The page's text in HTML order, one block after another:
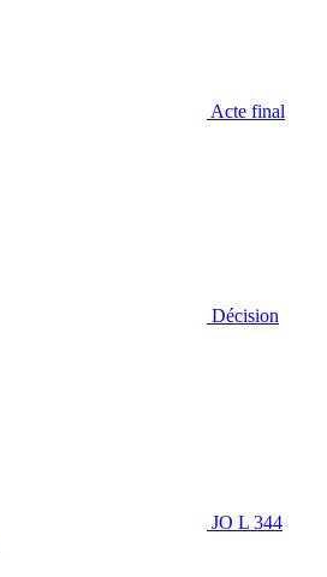
Acte final
Décision
JO L 344